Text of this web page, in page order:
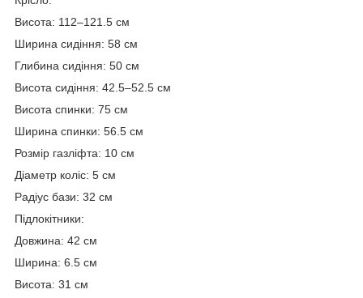
Висота: 112–121.5 см
Ширина сидіння: 58 см
Глибина сидіння: 50 см
Висота сидіння: 42.5–52.5 см
Висота спинки: 75 см
Ширина спинки: 56.5 см
Розмір газліфта: 10 см
Діаметр коліс: 5 см
Радіус бази: 32 см
Підлокітники:
Довжина: 42 см
Ширина: 6.5 см
Висота: 31 см